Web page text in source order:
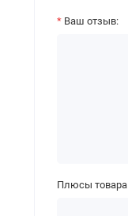
Ваш отзыв:
Плюсы товара